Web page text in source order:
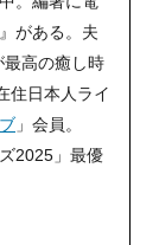
がある。夫
高の癒し時
住日本人ライ
」会員。
2025」最優